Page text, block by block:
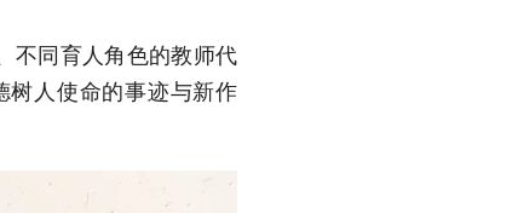
不同育人角色的教师代
树人使命的事迹与新作